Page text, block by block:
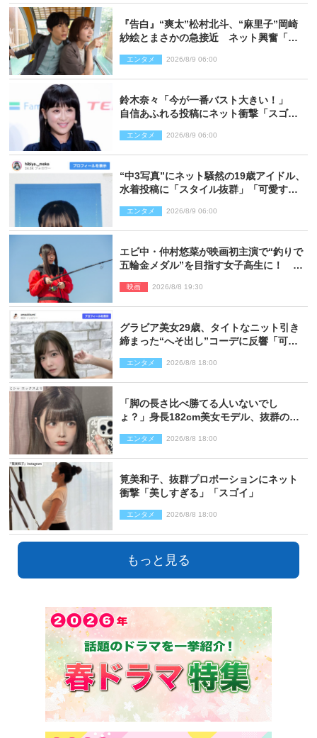
『告白』“爽太”松村北斗、“麻里子”岡崎
紗絵とまさかの急接近 ネット興奮「そ
り）
エンタメ 2026/8/9 06:00
鈴木奈々「今が一番バスト大きい！」
自信あふれる投稿にネット衝撃「スゴ
エンタメ 2026/8/9 06:00
“中3写真”にネット騒然の19歳アイドル、
水着投稿に「スタイル抜群」「可愛すぎ
エンタメ 2026/8/9 06:00
エビ中・仲村悠菜が映画初主演で“釣りで
五輪金メダル”を目指す女子高生に！ 映
映画 2026/8/8 19:30
グラビア美女29歳、タイトなニット引き
締まった“へそ出し”コーデに反響「可愛
エンタメ 2026/8/8 18:00
「脚の長さ比べ勝てる人いないでし
ょ？」身長182cm美女モデル、抜群のプ
エンタメ 2026/8/8 18:00
筧美和子、抜群プロポーションにネット
衝撃「美しすぎる」「スゴイ」
エンタメ 2026/8/8 18:00
もっと見る